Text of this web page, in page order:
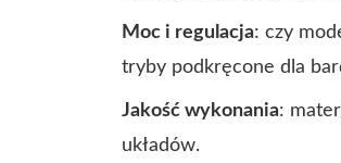
Moc i regulacja: czy
tryby podkręcone dla
Jakość wykonania:
układów.